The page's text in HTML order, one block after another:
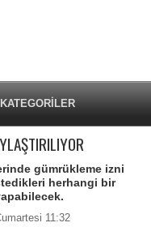
KATEGORİLER
gümrükleme izni
herhangi bir
11:32